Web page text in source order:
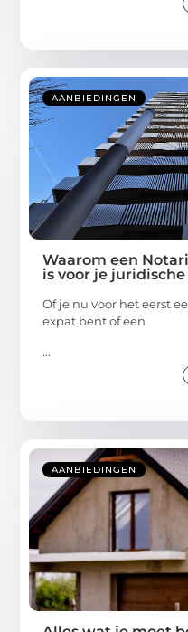
AANBIEDINGEN
Waarom een
is voor je
Of je nu voor het eerst
expat bent of een
...
AANBIEDINGEN